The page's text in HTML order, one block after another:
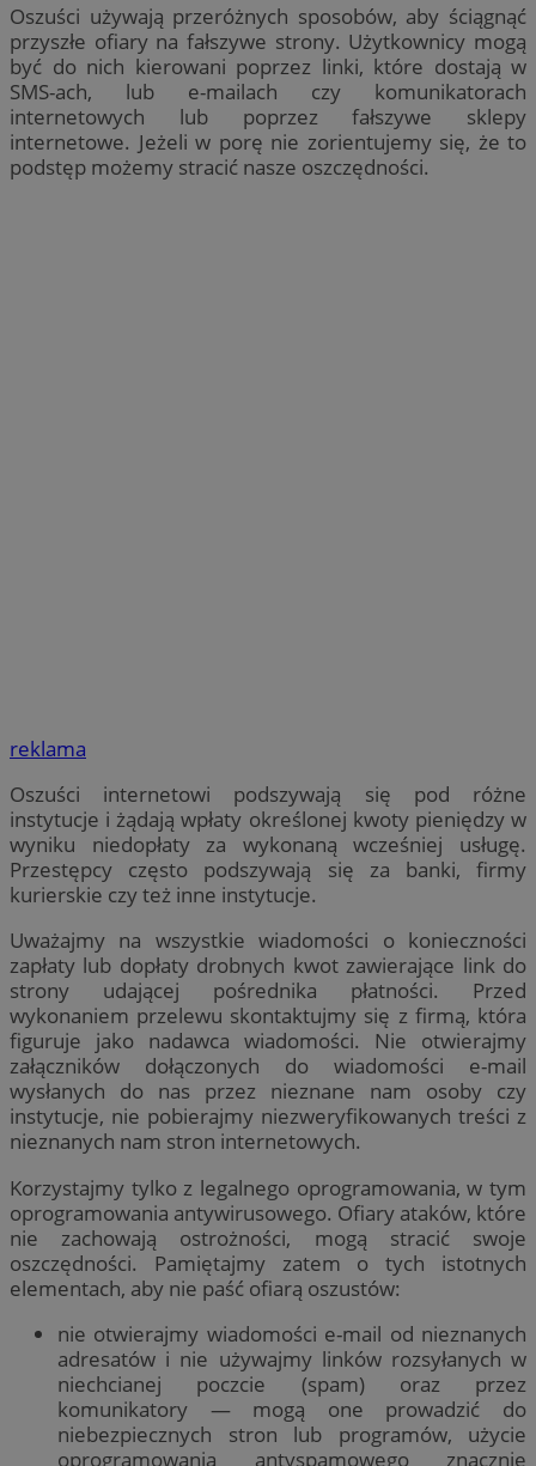
Oszuści używają przeróżnych sposobów, aby ściągnąć
przyszłe ofiary na fałszywe strony. Użytkownicy mogą
być do nich kierowani poprzez linki, które dostają w
SMS-ach, lub e-mailach czy komunikatorach
internetowych lub poprzez fałszywe sklepy
internetowe. Jeżeli w porę nie zorientujemy się, że to
podstęp możemy stracić nasze oszczędności.
reklama
Oszuści internetowi podszywają się pod różne
instytucje i żądają wpłaty określonej kwoty pieniędzy w
wyniku niedopłaty za wykonaną wcześniej usługę.
Przestępcy często podszywają się za banki, firmy
kurierskie czy też inne instytucje.
Uważajmy na wszystkie wiadomości o konieczności
zapłaty lub dopłaty drobnych kwot zawierające link do
strony udającej pośrednika płatności. Przed
wykonaniem przelewu skontaktujmy się z firmą, która
figuruje jako nadawca wiadomości. Nie otwierajmy
załączników dołączonych do wiadomości e-mail
wysłanych do nas przez nieznane nam osoby czy
instytucje, nie pobierajmy niezweryfikowanych treści z
nieznanych nam stron internetowych.
Korzystajmy tylko z legalnego oprogramowania, w tym
oprogramowania antywirusowego. Ofiary ataków, które
nie zachowają ostrożności, mogą stracić swoje
oszczędności. Pamiętajmy zatem o tych istotnych
elementach, aby nie paść ofiarą oszustów:
nie otwierajmy wiadomości e-mail od nieznanych
adresatów i nie używajmy linków rozsyłanych w
niechcianej poczcie (spam) oraz przez
komunikatory — mogą one prowadzić do
niebezpiecznych stron lub programów, użycie
oprogramowania antyspamowego znacznie